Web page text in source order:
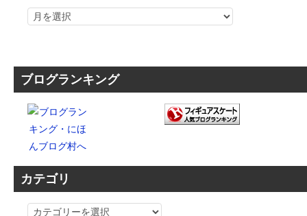
ブログランキング
カテゴリ
カ